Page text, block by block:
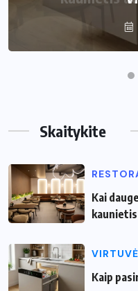
Skaitykite
Kai
VIRTUVĖ
Kaip